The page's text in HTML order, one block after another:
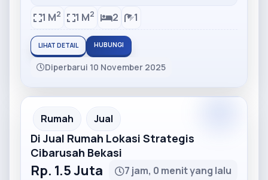
1 M2 1 M2 2 1
LIHAT DETAIL HUBUNGI
Diperbarui 10 November 2025
Partner Ad
Rumah Jual
Di Jual Rumah Lokasi Strategis
Cibarusah Bekasi
Rp. 1.5 Juta
7 jam, 0 menit yang lalu